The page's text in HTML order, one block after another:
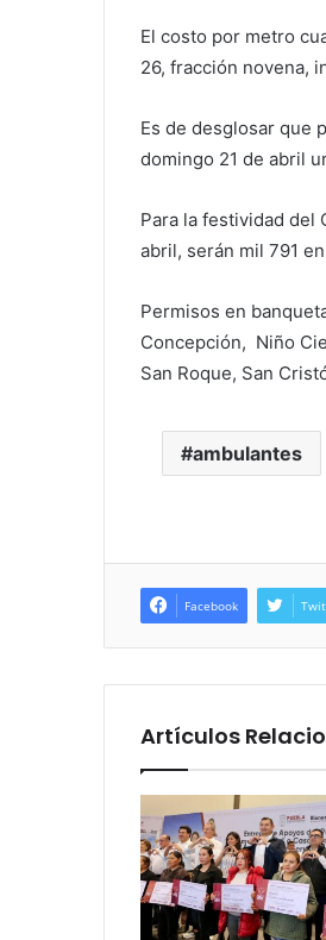
El costo por metro
26, fracción novena,
Es de desglosar que
domingo 21 de abril
Para la festividad del
abril, serán mil 791
Permisos en
Concepción, Niño
San Roque, San
ambulantes
Facebook
Artículos